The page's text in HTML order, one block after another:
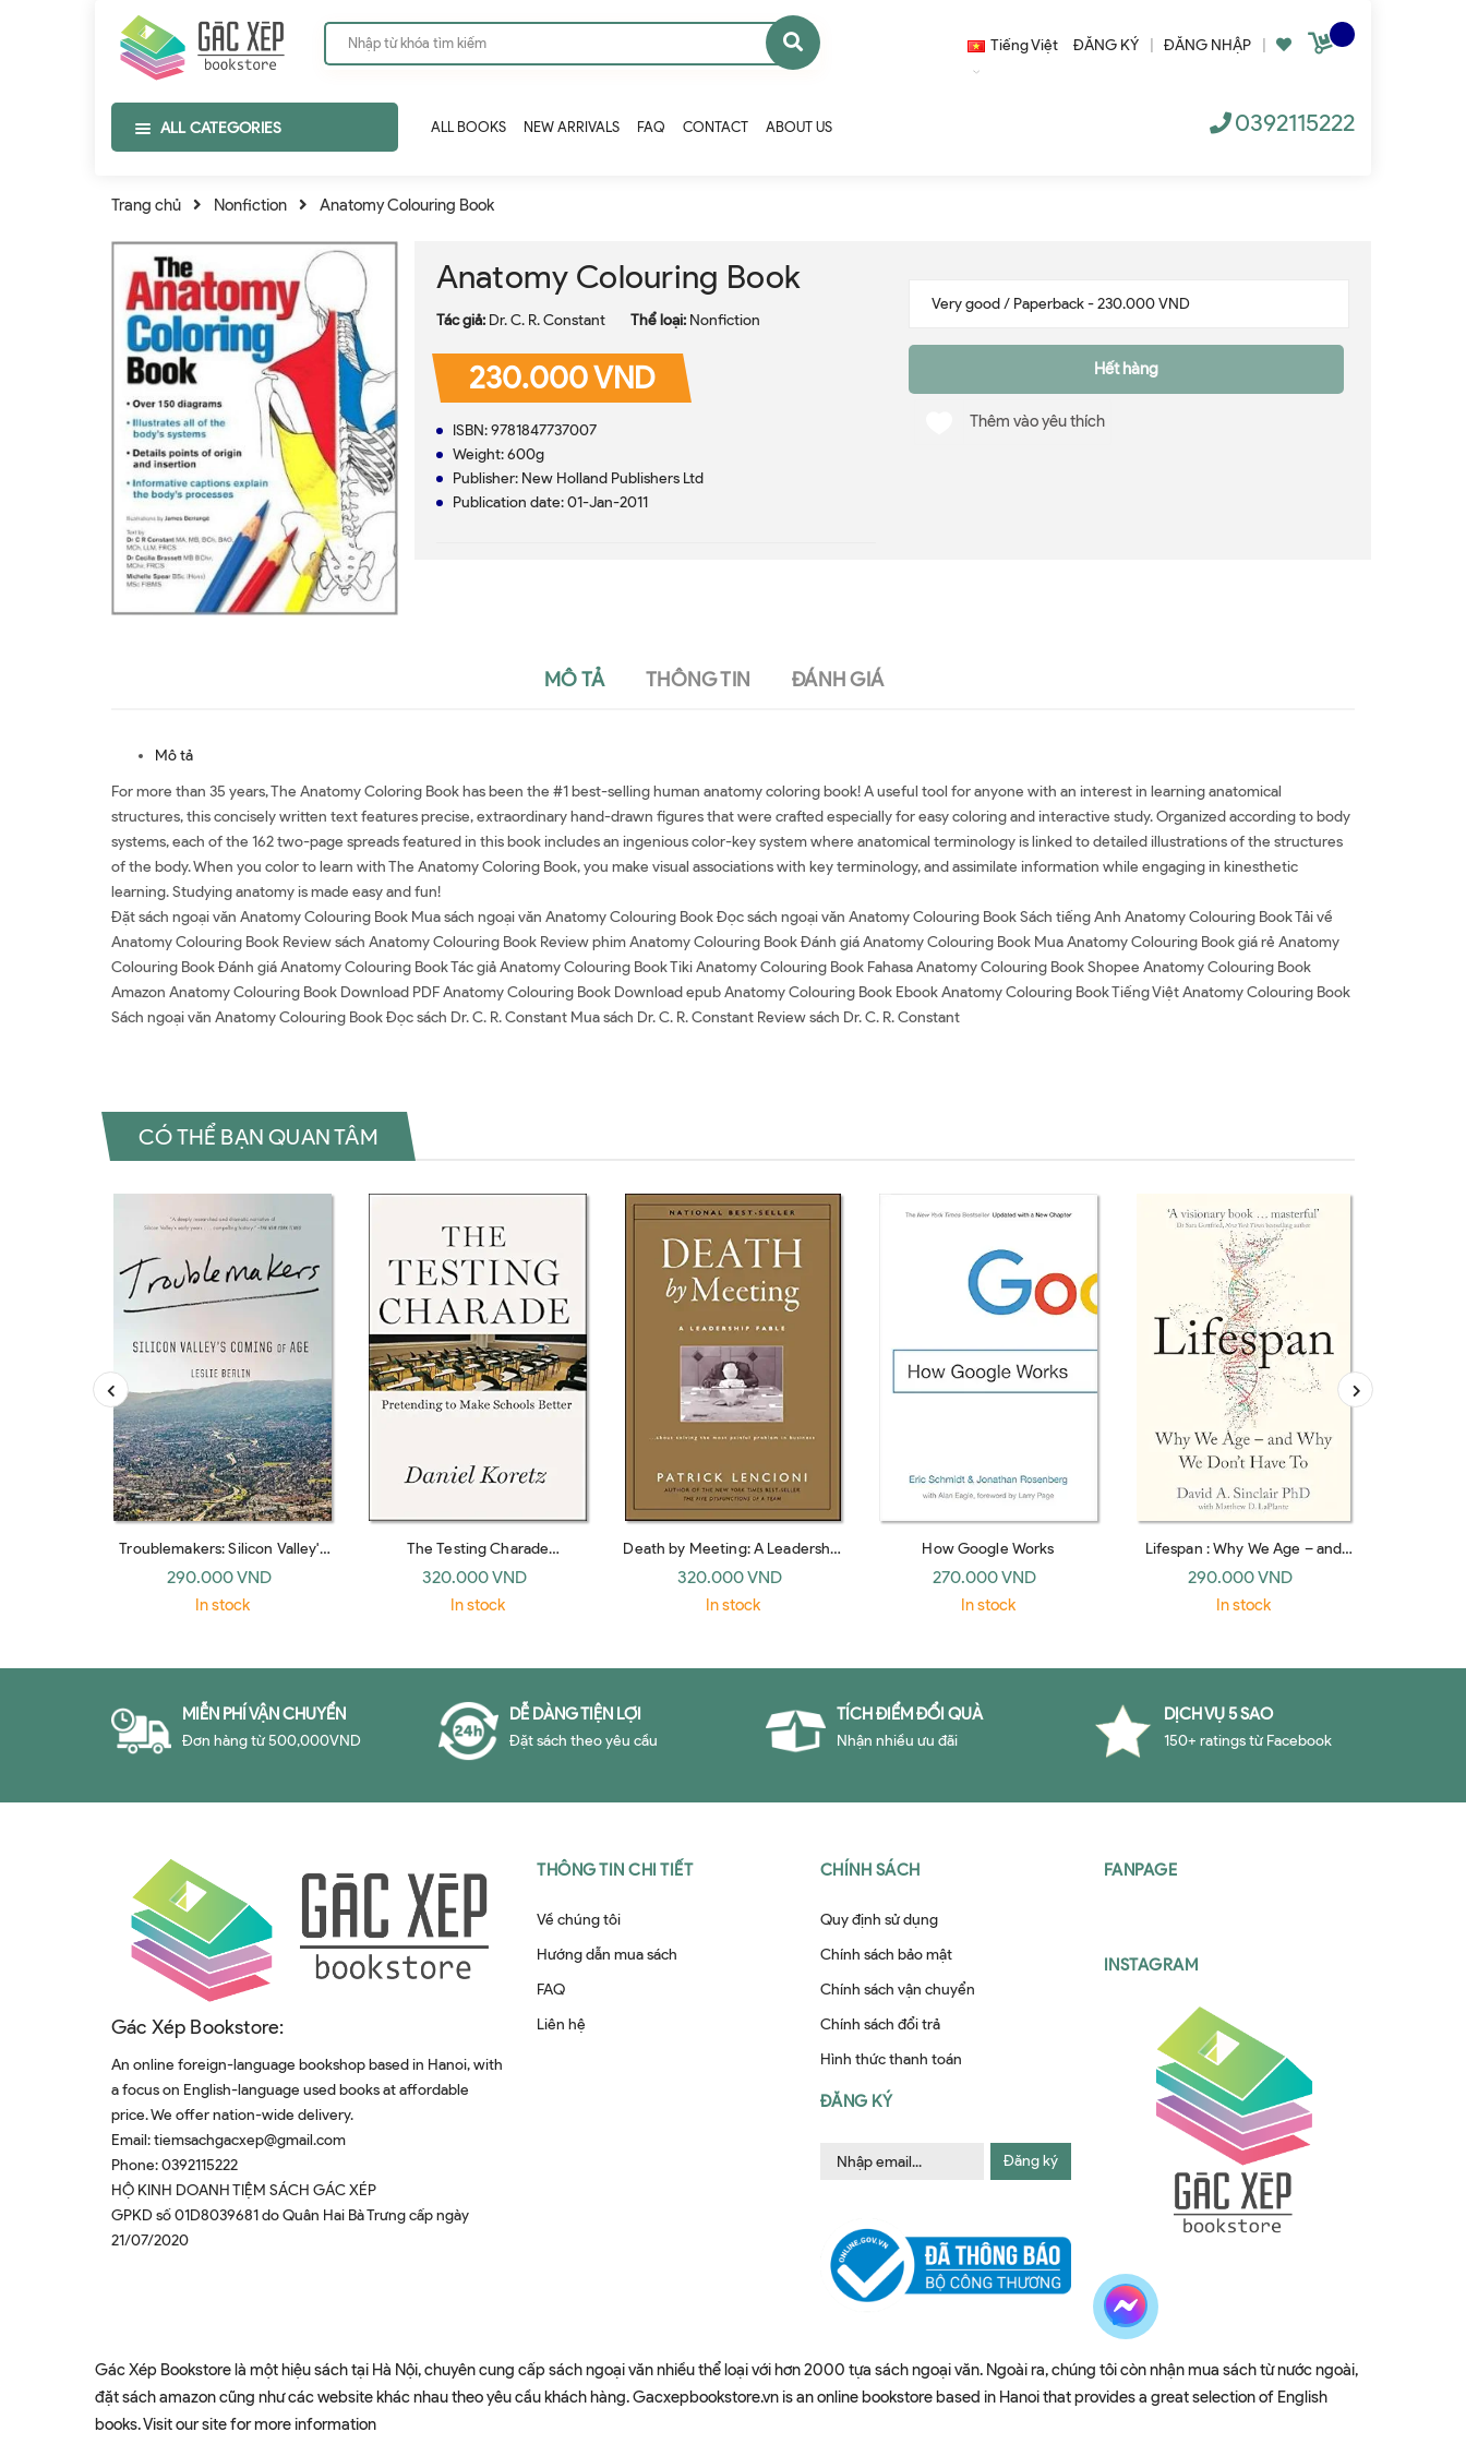
ĐĂNG KÝ ĐĂNG NHẬP
Tiếng Việt
ALL CATEGORIES ALL BOOKS NEW ARRIVALS FAQ CONTACT ABOUT US 0392115222
Trang chủ Nonfiction Anatomy Colouring Book
Anatomy Colouring Book
Tác giả: Dr. C. R. Constant Thể loại: Nonfiction
230.000 VND
ISBN: 9781847737007
Weight: 600g
Publisher: New Holland Publishers Ltd
Publication date: 01-Jan-2011
Hết hàng
Thêm vào yêu thích
MÔ TẢ THÔNG TIN ĐÁNH GIÁ
Mô tả
For more than 35 years, The Anatomy Coloring Book has been the #1 best-selling human anatomy coloring book! A useful tool for anyone with an interest in learning anatomical
structures, this concisely written text features precise, extraordinary hand-drawn figures that were crafted especially for easy coloring and interactive study. Organized according to body
systems, each of the 162 two-page spreads featured in this book includes an ingenious color-key system where anatomical terminology is linked to detailed illustrations of the structures
of the body. When you color to learn with The Anatomy Coloring Book, you make visual associations with key terminology, and assimilate information while engaging in kinesthetic
learning. Studying anatomy is made easy and fun!
Đặt sách ngoại văn Anatomy Colouring Book Mua sách ngoại văn Anatomy Colouring Book Đọc sách ngoại văn Anatomy Colouring Book Sách tiếng Anh Anatomy Colouring Book Tải về
Anatomy Colouring Book Review sách Anatomy Colouring Book Review phim Anatomy Colouring Book Đánh giá Anatomy Colouring Book Mua Anatomy Colouring Book giá rẻ Anatomy
Colouring Book Đánh giá Anatomy Colouring Book Tác giả Anatomy Colouring Book Tiki Anatomy Colouring Book Fahasa Anatomy Colouring Book Shopee Anatomy Colouring Book
Amazon Anatomy Colouring Book Download PDF Anatomy Colouring Book Download epub Anatomy Colouring Book Ebook Anatomy Colouring Book Tiếng Việt Anatomy Colouring Book
Sách ngoại văn Anatomy Colouring Book Đọc sách Dr. C. R. Constant Mua sách Dr. C. R. Constant Review sách Dr. C. R. Constant
CÓ THỂ BẠN QUAN TÂM
Troublemakers: Silicon Valley's
Coming Of Age
290.000 VND
In stock
The Testing Charade
Pretending To Make Schools Bet
320.000 VND
In stock
Death by Meeting: A Leadership
Fable… about Solving the Most
Painful Problem in Business
320.000 VND
In stock
How Google Works
270.000 VND
In stock
Lifespan : Why We Age – and
Why We Don’t Have To
(paperback)
290.000 VND
In stock
MIỄN PHÍ VẬN CHUYỂN
Đơn hàng từ 500,000VND
DỄ DÀNG TIỆN LỢI
Đặt sách theo yêu cầu
TÍCH ĐIỂM ĐỔI QUÀ
Nhận nhiều ưu đãi
DỊCH VỤ 5 SAO
150+ ratings từ Facebook
Gác Xép Bookstore:
An online foreign-language bookshop based in Hanoi, with
a focus on English-language used books at affordable
price. We offer nation-wide delivery.
Email:tiemsachgacxep@gmail.com
Phone:0392115222
HỘ KINH DOANH TIỆM SÁCH GÁC XÉP
GPKD số 01D8039681 do Quân Hai Bà Trưng cấp ngày
21/07/2020
THÔNG TIN CHI TIẾT
Về chúng tôi
Hướng dẫn mua sách
FAQ
Liên hệ
CHÍNH SÁCH
Quy định sử dụng
Chính sách bảo mật
Chính sách vận chuyển
Chính sách đổi trả
Hình thức thanh toán
ĐĂNG KÝ
Đăng ký
FANPAGE
INSTAGRAM
Gác Xép Bookstore là một hiệu sách tại Hà Nội, chuyên cung cấp sách ngoại văn nhiều thể loại với hơn 2000 tựa sách ngoại văn. Ngoài ra, chúng tôi còn nhận mua sách từ nước ngoài,
đặt sách amazon cũng như các website khác nhau theo yêu cầu khách hàng. Gacxepbookstore.vn is an online bookstore based in Hanoi that provides a great selection of English
books. Visit our site for more information